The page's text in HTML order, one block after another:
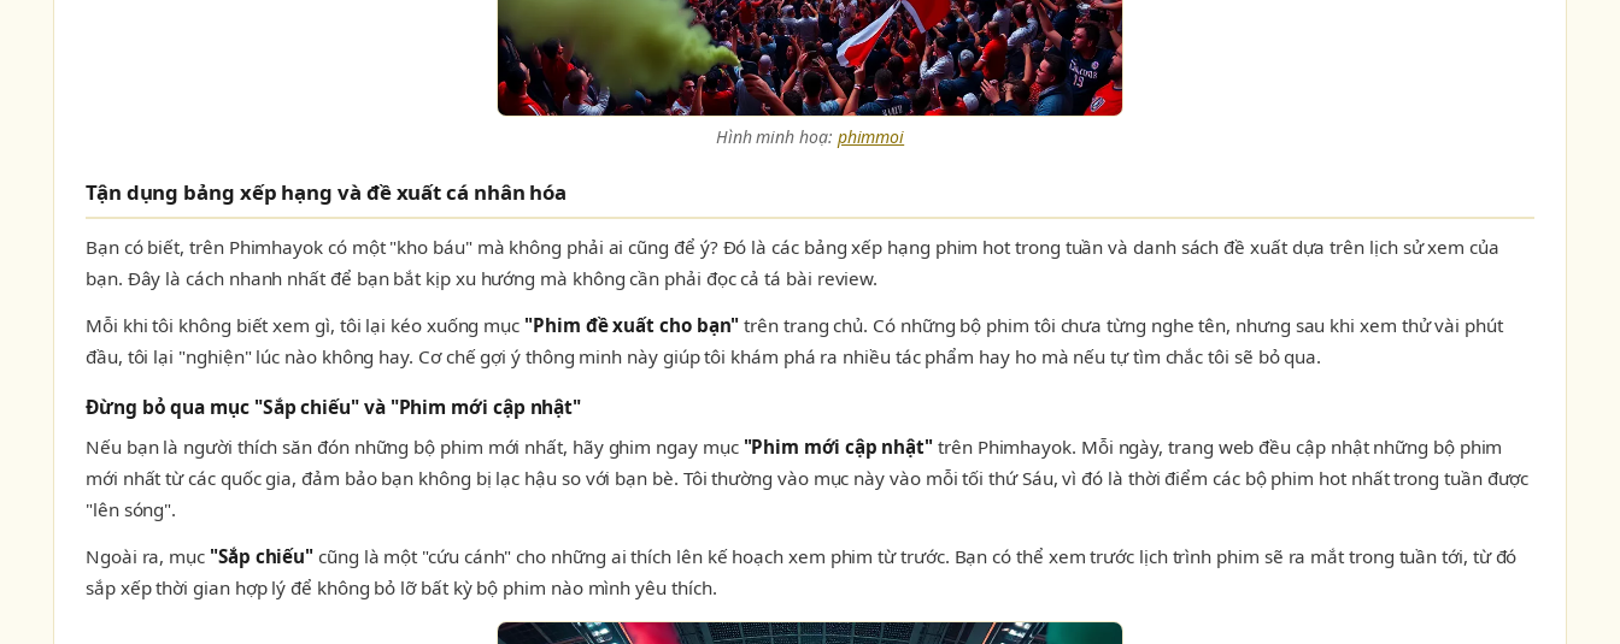
Hình minh hoạ: phimmoi
Tận dụng bảng xếp hạng và đề xuất cá nhân hóa
Bạn có biết, trên Phimhayok có một "kho báu" mà không phải ai cũng để ý? Đó là các bảng xếp hạng phim hot trong tuần và danh sách đề xuất dựa trên lịch sử xem của
bạn. Đây là cách nhanh nhất để bạn bắt kịp xu hướng mà không cần phải đọc cả tá bài review.
Mỗi khi tôi không biết xem gì, tôi lại kéo xuống mục "Phim đề xuất cho bạn" trên trang chủ. Có những bộ phim tôi chưa từng nghe tên, nhưng sau khi xem thử vài phút
đầu, tôi lại "nghiện" lúc nào không hay. Cơ chế gợi ý thông minh này giúp tôi khám phá ra nhiều tác phẩm hay ho mà nếu tự tìm chắc tôi sẽ bỏ qua.
Đừng bỏ qua mục "Sắp chiếu" và "Phim mới cập nhật"
Nếu bạn là người thích săn đón những bộ phim mới nhất, hãy ghim ngay mục "Phim mới cập nhật" trên Phimhayok. Mỗi ngày, trang web đều cập nhật những bộ phim
mới nhất từ các quốc gia, đảm bảo bạn không bị lạc hậu so với bạn bè. Tôi thường vào mục này vào mỗi tối thứ Sáu, vì đó là thời điểm các bộ phim hot nhất trong tuần được
"lên sóng".
Ngoài ra, mục "Sắp chiếu" cũng là một "cứu cánh" cho những ai thích lên kế hoạch xem phim từ trước. Bạn có thể xem trước lịch trình phim sẽ ra mắt trong tuần tới, từ đó
sắp xếp thời gian hợp lý để không bỏ lỡ bất kỳ bộ phim nào mình yêu thích.